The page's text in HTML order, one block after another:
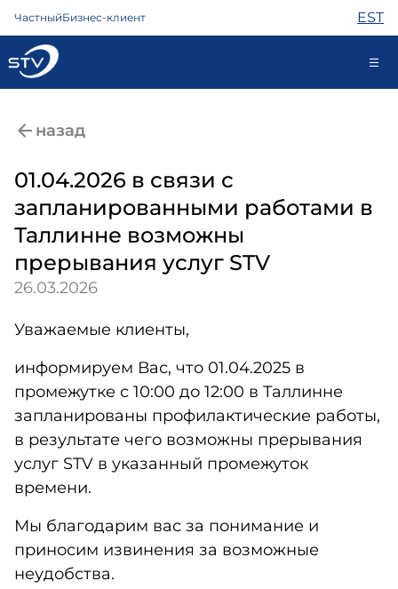
ЧастныйБизнес-клиент EST
Интернет
ТВ
Телефон
Охрана
Магазин
Новости
назад
01.04.2026 в связи с
запланированными работами в
Таллинне возможны
прерывания услуг STV
26.03.2026
Уважаемые клиенты,
информируем Вас, что 01.04.2025 в
промежутке с 10:00 до 12:00 в Таллинне
запланированы профилактические работы,
в результате чего возможны прерывания
услуг STV в указанный промежуток
времени.
Мы благодарим вас за понимание и
приносим извинения за возможные
неудобства.